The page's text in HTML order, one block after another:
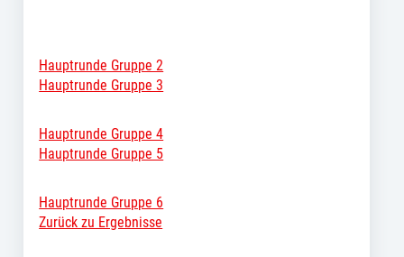
Hauptrunde Gruppe 2
Hauptrunde Gruppe 3
Hauptrunde Gruppe 4
Hauptrunde Gruppe 5
Hauptrunde Gruppe 6
Zurück zu Ergebnisse